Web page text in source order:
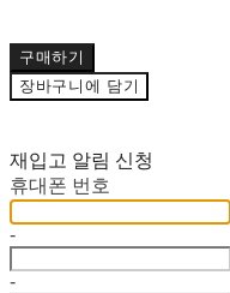
구매하기
장바구니에 담기
재입고 알림 신청
휴대폰 번호
-
-